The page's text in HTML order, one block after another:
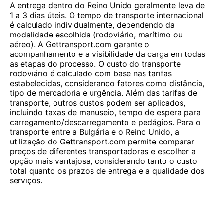
A entrega dentro do Reino Unido geralmente leva de
1 a 3 dias úteis. O tempo de transporte internacional
é calculado individualmente, dependendo da
modalidade escolhida (rodoviário, marítimo ou
aéreo). A Gettransport.com garante o
acompanhamento e a visibilidade da carga em todas
as etapas do processo. O custo do transporte
rodoviário é calculado com base nas tarifas
estabelecidas, considerando fatores como distância,
tipo de mercadoria e urgência. Além das tarifas de
transporte, outros custos podem ser aplicados,
incluindo taxas de manuseio, tempo de espera para
carregamento/descarregamento e pedágios. Para o
transporte entre a Bulgária e o Reino Unido, a
utilização do Gettransport.com permite comparar
preços de diferentes transportadoras e escolher a
opção mais vantajosa, considerando tanto o custo
total quanto os prazos de entrega e a qualidade dos
serviços.